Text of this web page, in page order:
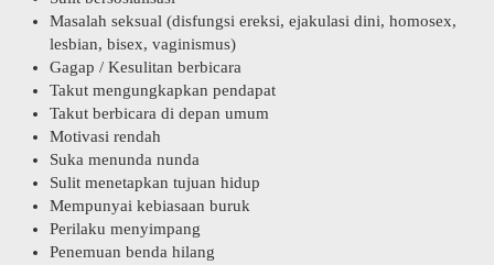
Masalah seksual (disfungsi ereksi, ejakulasi dini, homosex,
lesbian, bisex, vaginismus)
Gagap / Kesulitan berbicara
Takut mengungkapkan pendapat
Takut berbicara di depan umum
Motivasi rendah
Suka menunda nunda
Sulit menetapkan tujuan hidup
Mempunyai kebiasaan buruk
Perilaku menyimpang
Penemuan benda hilang